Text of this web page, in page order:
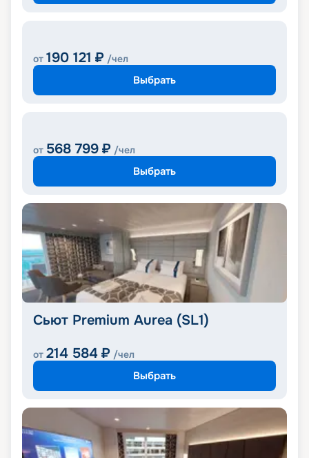
от 190 121 ₽ /чел
Выбрать
от 568 799 ₽ /чел
Выбрать
Сьют Premium Aurea (SL1)
от 214 584 ₽ /чел
Выбрать